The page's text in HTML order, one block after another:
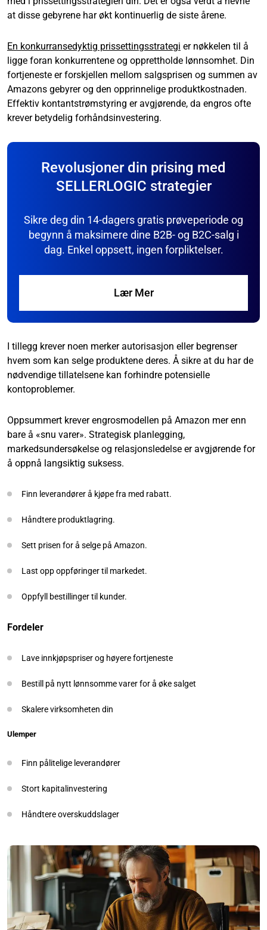
at disse gebyrene har økt kontinuerlig de siste årene.
En konkurransedyktig prissettingsstrategi er nøkkelen til å
ligge foran konkurrentene og opprettholde lønnsomhet. Din
fortjeneste er forskjellen mellom salgsprisen og summen av
Amazons gebyrer og den opprinnelige produktkostnaden.
Effektiv kontantstrømstyring er avgjørende, da engros ofte
krever betydelig forhåndsinvestering.
Revolusjoner din prising med
SELLERLOGIC strategier
Sikre deg din 14-dagers gratis prøveperiode og
begynn å maksimere dine B2B- og B2C-salg i
dag. Enkel oppsett, ingen forpliktelser.
Lær Mer
I tillegg krever noen merker autorisasjon eller begrenser
hvem som kan selge produktene deres. Å sikre at du har de
nødvendige tillatelsene kan forhindre potensielle
kontoproblemer.
Oppsummert krever engrosmodellen på Amazon mer enn
bare å «snu varer». Strategisk planlegging,
markedsundersøkelse og relasjonsledelse er avgjørende for
å oppnå langsiktig suksess.
Finn leverandører å kjøpe fra med rabatt.
Håndtere produktlagring.
Sett prisen for å selge på Amazon.
Last opp oppføringer til markedet.
Oppfyll bestillinger til kunder.
Fordeler
Lave innkjøpspriser og høyere fortjeneste
Bestill på nytt lønnsomme varer for å øke salget
Skalere virksomheten din
Ulemper
Finn pålitelige leverandører
Stort kapitalinvestering
Håndtere overskuddslager